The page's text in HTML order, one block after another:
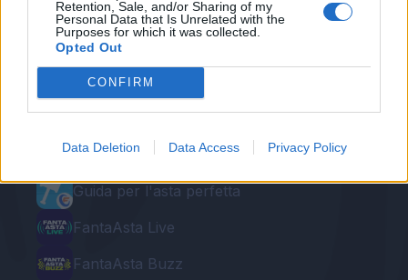
Retention, Sale, and/or Sharing of my
Personal Data that Is Unrelated with the
Purposes for which it was collected.
Opted Out
CONFIRM
Data Deletion Data Access Privacy Policy
Le nostre app
Fantacalcio® Serie A Enilive
Leghe Fantacalcio® Serie A Enilive
EuroLeghe Fantacalcio®
Guida per l'asta perfetta
FantaAsta Live
FantaAsta Buzz